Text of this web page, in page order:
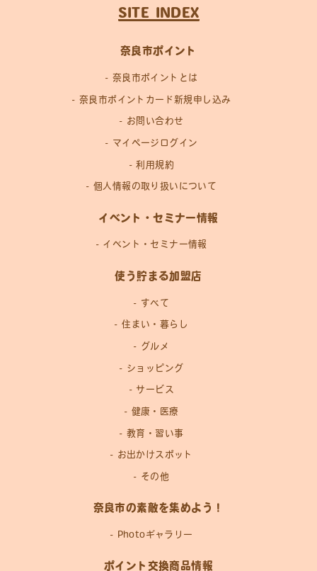
SITE INDEX
奈良市ポイント
奈良市ポイントとは
奈良市ポイントカード新規申し込み
お問い合わせ
マイページログイン
利用規約
個人情報の取り扱いについて
イベント・セミナー情報
イベント・セミナー情報
使う貯まる加盟店
すべて
住まい・暮らし
グルメ
ショッピング
サービス
健康・医療
教育・習い事
お出かけスポット
その他
奈良市の素敵を集めよう！
Photoギャラリー
ポイント交換商品情報